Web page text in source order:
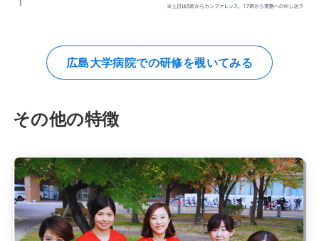
広島大学病院での研修を覗いてみる
その他の特徴